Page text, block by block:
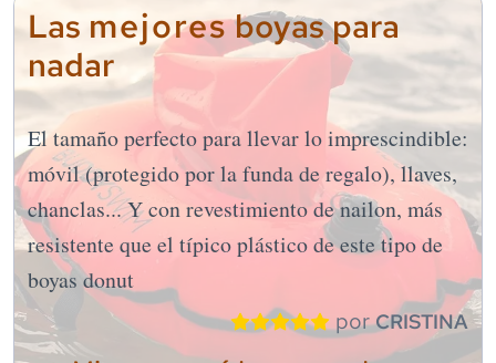
Las mejoresboyas para
nadar
El tamaño perfecto para llevar lo imprescindible:
móvil (protegido por la funda de regalo), llaves,
chanclas... Y con revestimiento de nailon, más
resistente que el típico plástico de este tipo de
boyas donut
porCRISTINA